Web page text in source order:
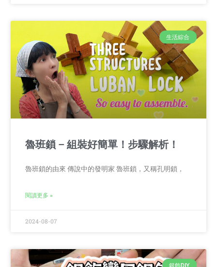
生活綜合
魯班鎖 – 組裝好簡單！步驟解析！
魯班鎖的由來 傳說中的發明家 魯班鎖，又稱孔明鎖，
閱讀更多 »
2024-08-07
銀飾DIY